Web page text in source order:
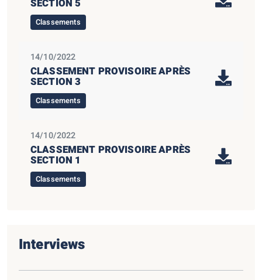
SECTION 5
Classements
14/10/2022
CLASSEMENT PROVISOIRE APRÈS
SECTION 3
Classements
14/10/2022
CLASSEMENT PROVISOIRE APRÈS
SECTION 1
Classements
Interviews